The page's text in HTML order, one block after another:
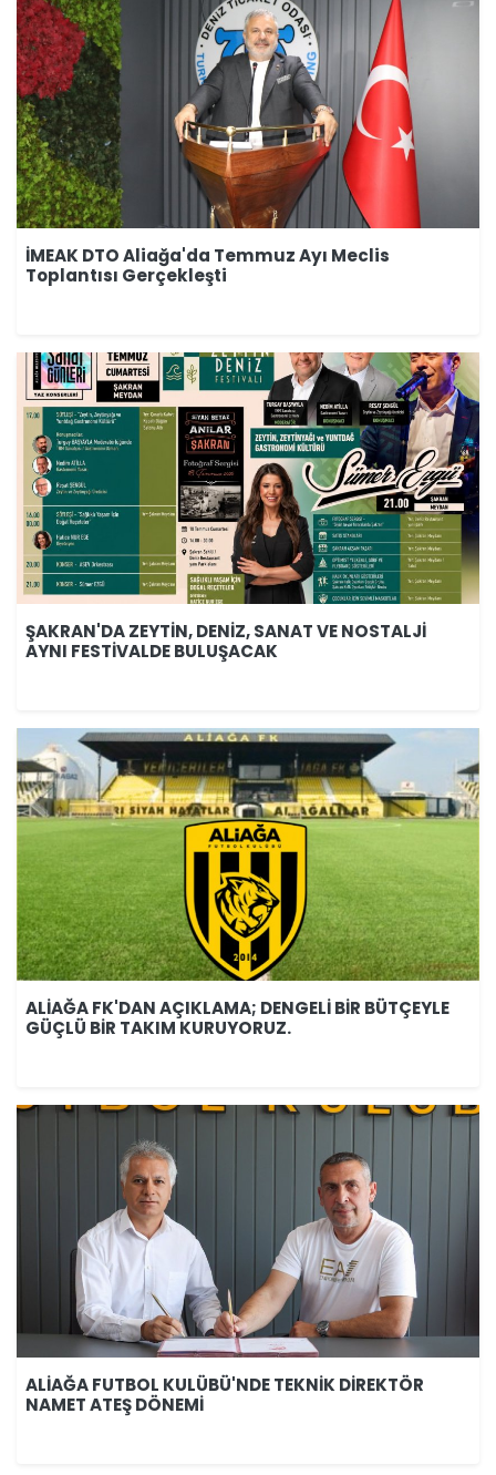
İMEAK DTO Aliağa'da Temmuz Ayı Meclis
Toplantısı Gerçekleşti
ŞAKRAN'DA ZEYTİN, DENİZ, SANAT VE NOSTALJİ
AYNI FESTİVALDE BULUŞACAK
ALİAĞA FK'DAN AÇIKLAMA; DENGELİ BİR BÜTÇEYLE
GÜÇLÜ BİR TAKIM KURUYORUZ.
ALİAĞA FUTBOL KULÜBÜ'NDE TEKNİK DİREKTÖR
NAMET ATEŞ DÖNEMİ